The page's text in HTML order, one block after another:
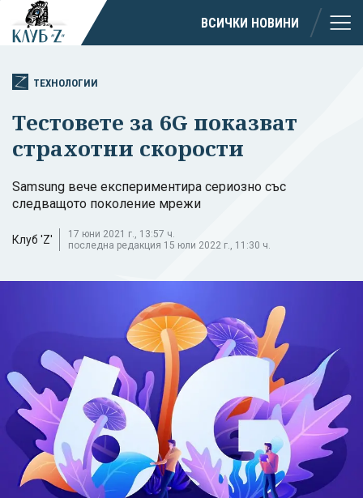
ВСИЧКИ НОВИНИ
ТЕХНОЛОГИИ
Тестовете за 6G показват
страхотни скорости
Samsung вече експериментира сериозно със
следващото поколение мрежи
Клуб 'Z'
17 юни 2021 г., 13:57 ч.
последна редакция 15 юли 2022 г., 11:30 ч.